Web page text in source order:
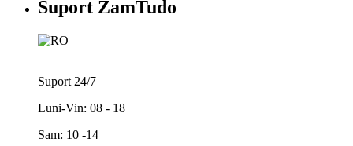
Suport ZamTudo
Suport 24/7
Luni-Vin: 08 - 18
Sam: 10 -14